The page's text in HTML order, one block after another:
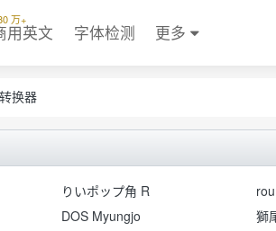
万+
用英文 字体检测 更多
换器
りいポップ角 R
DOS Myungjo
獅